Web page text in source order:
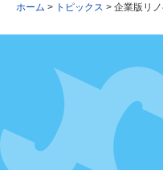
ホーム > トピックス > 企業版リ